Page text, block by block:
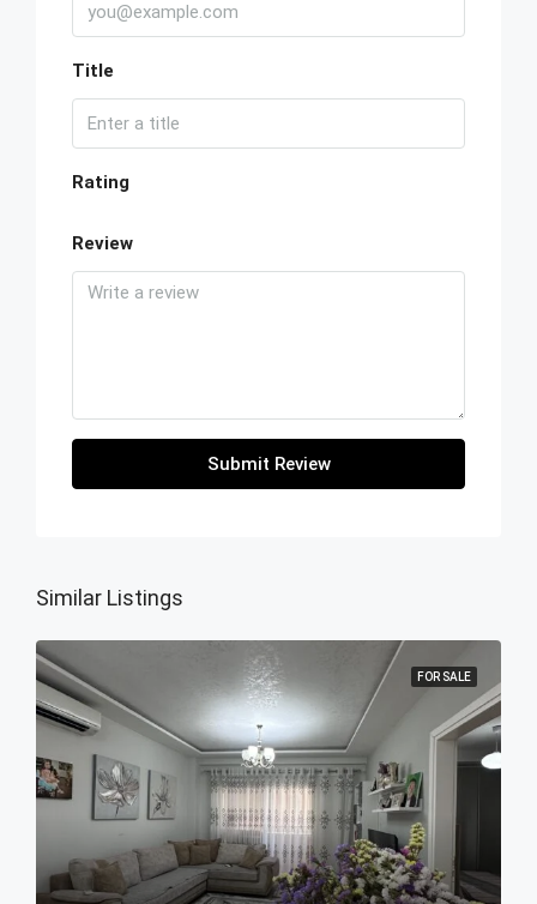
Title
Rating
Review
Submit Review
Similar Listings
FOR SALE